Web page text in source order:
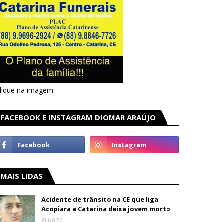
na imagem.
FACEBOOK E INSTAGRAM DIOMAR ARAÚJO
MAIS LIDAS
Acidente de trânsito na CE que liga
Acopiara a Catarina deixa jovem morto
6.8.26